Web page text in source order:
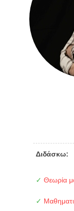
Διδάσκω:
✓ Θεωρία
✓